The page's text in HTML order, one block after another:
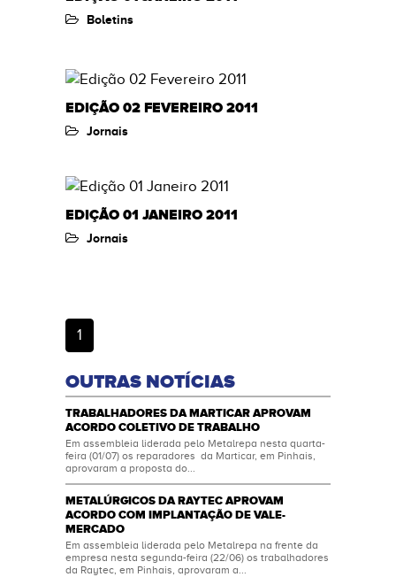
Boletins
EDIÇÃO 02 FEVEREIRO 2011
Jornais
EDIÇÃO 01 JANEIRO 2011
Jornais
1
OUTRAS NOTÍCIAS
TRABALHADORES DA MARTICAR APROVAM
ACORDO COLETIVO DE TRABALHO
Em assembleia liderada pelo Metalrepa nesta quarta-
feira (01/07) os reparadores da Marticar, em Pinhais,
aprovaram a proposta do...
METALÚRGICOS DA RAYTEC APROVAM
ACORDO COM IMPLANTAÇÃO DE VALE-
MERCADO
Em assembleia liderada pelo Metalrepa na frente da
empresa nesta segunda-feira (22/06) os trabalhadores
da Raytec, em Pinhais, aprovaram a...